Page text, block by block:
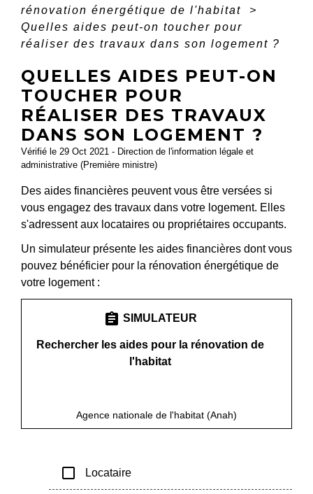
rénovation énergétique de l'habitat
>
Quelles aides peut-on toucher pour
réaliser des travaux dans son logement ?
QUELLES AIDES PEUT-ON
TOUCHER POUR
RÉALISER DES TRAVAUX
DANS SON LOGEMENT ?
Vérifié le 29 Oct 2021 - Direction de l'information légale et
administrative (Première ministre)
Des aides financières peuvent vous être versées si
vous engagez des travaux dans votre logement. Elles
s'adressent aux locataires ou propriétaires occupants.
Un simulateur présente les aides financières dont vous
pouvez bénéficier pour la rénovation énergétique de
votre logement :
assignment SIMULATEUR
Rechercher les aides pour la rénovation de
l'habitat
Agence nationale de l'habitat (Anah)
check_box_outline_blank Locataire